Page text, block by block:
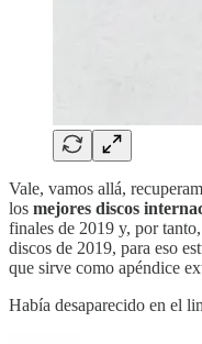
Vale, vamos allá,
los mejores discos
finales de 2019 y, por
discos de 2019, para eso
que sirve como apéndice
Había desaparecido en el